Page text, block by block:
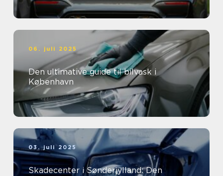
06. juli 2025
Den ultimative guide til bilvask i
København
03. juli 2025
Skadecenter i Sønderjylland: Den